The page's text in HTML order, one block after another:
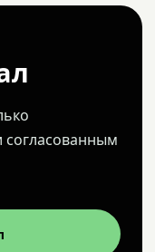
согласованным